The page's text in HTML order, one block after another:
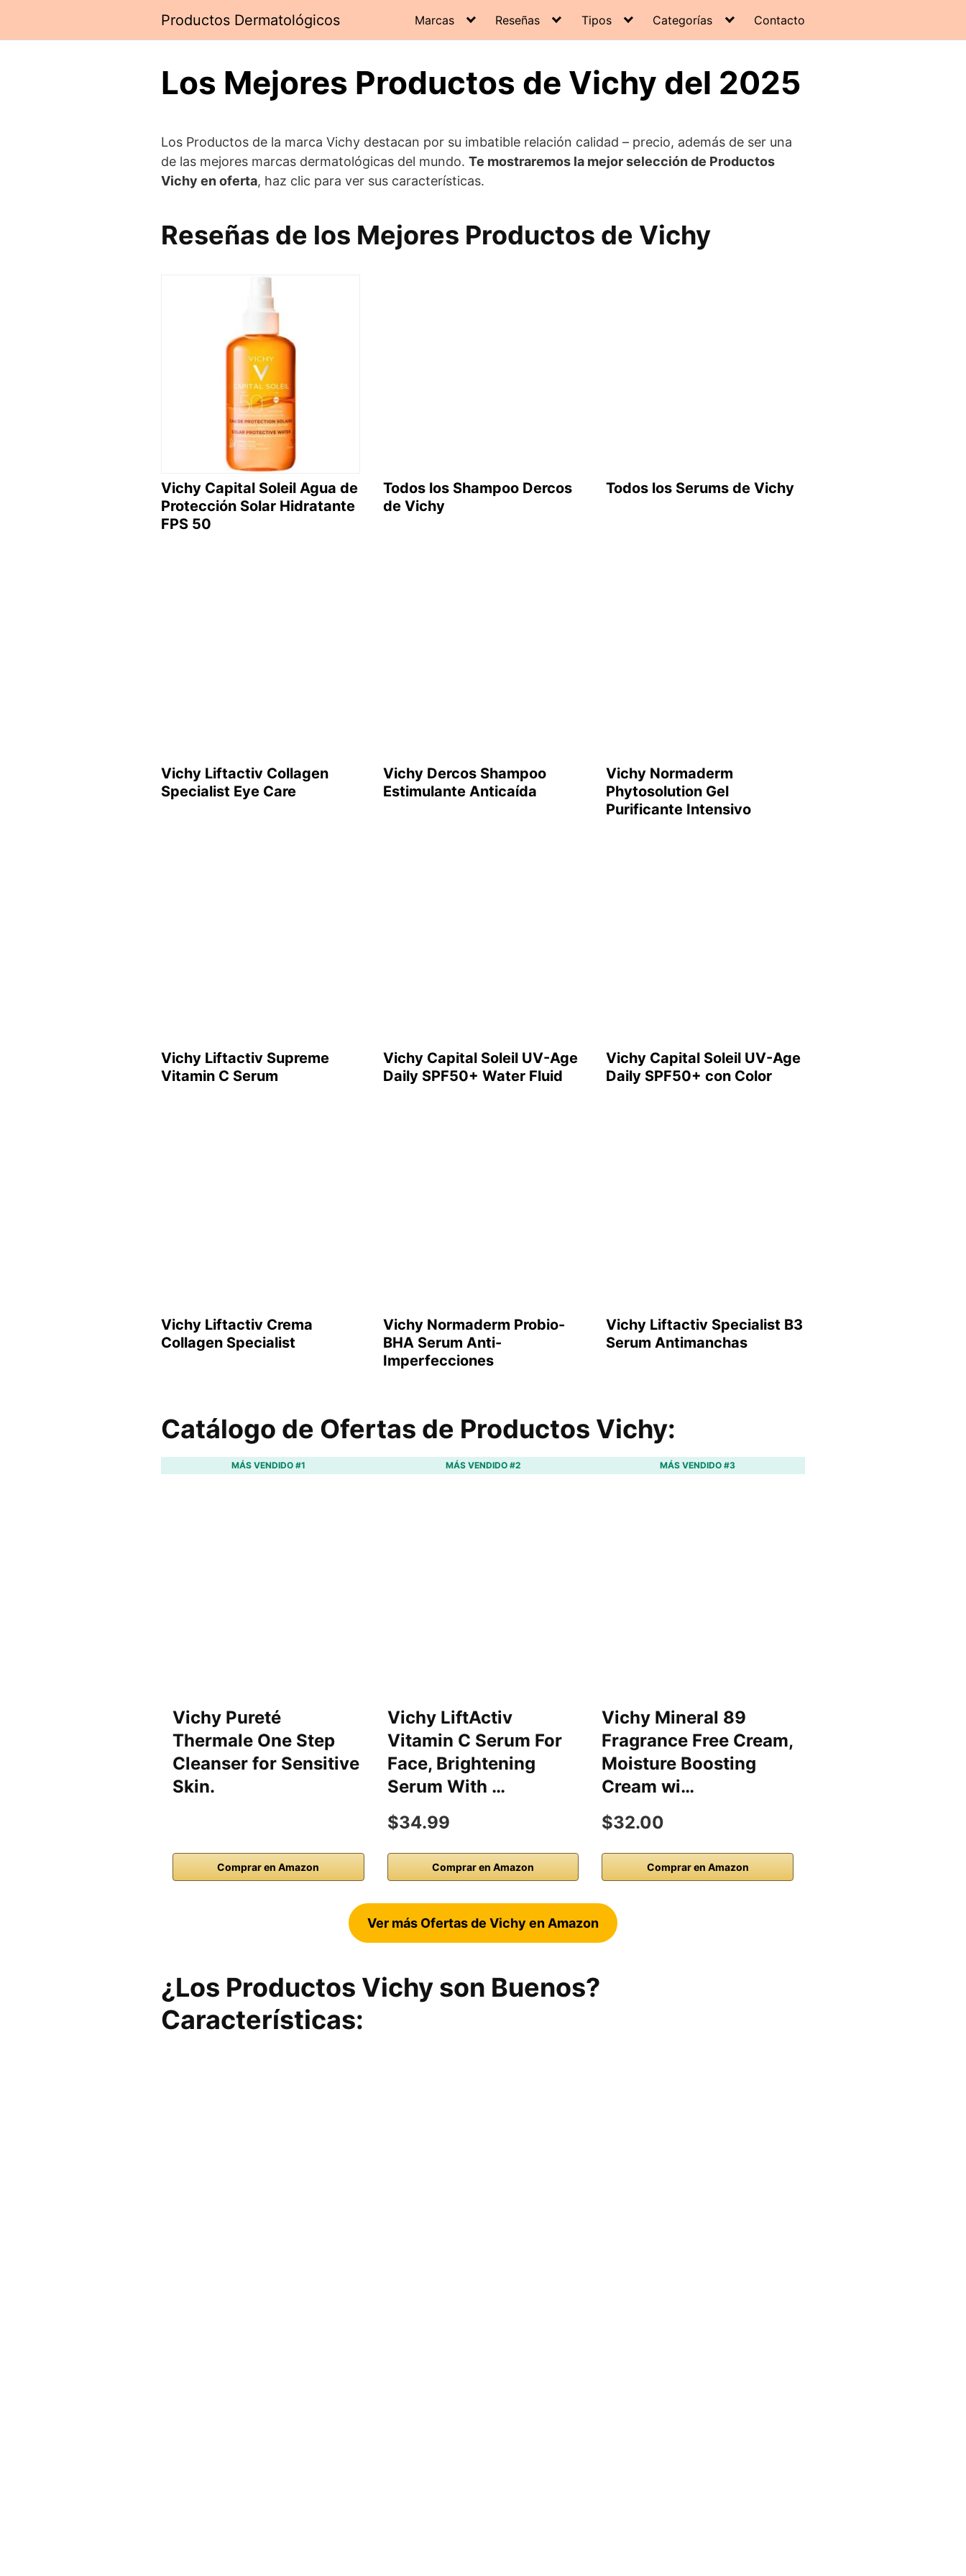
contenido
Productos Dermatológicos Marcas Reseñas Tipos Categorías Contacto
Los Mejores Productos de Vichy del 2025
Los Productos de la marca Vichy destacan por su imbatible relación calidad – precio, además de ser una
de las mejores marcas dermatológicas del mundo. Te mostraremos la mejor selección de Productos
Vichy en oferta, haz clic para ver sus características.
Reseñas de los Mejores Productos de Vichy
Vichy Capital Soleil Agua de
Protección Solar Hidratante
FPS 50
Todos los Shampoo Dercos
de Vichy
Todos los Serums de Vichy
Vichy Liftactiv Collagen
Specialist Eye Care
Vichy Dercos Shampoo
Estimulante Anticaída
Vichy Normaderm
Phytosolution Gel
Purificante Intensivo
Vichy Liftactiv Supreme
Vitamin C Serum
Vichy Capital Soleil UV-Age
Daily SPF50+ Water Fluid
Vichy Capital Soleil UV-Age
Daily SPF50+ con Color
Vichy Liftactiv Crema
Collagen Specialist
Vichy Normaderm Probio-
BHA Serum Anti-
Imperfecciones
Vichy Liftactiv Specialist B3
Serum Antimanchas
Catálogo de Ofertas de Productos Vichy:
MÁS VENDIDO #1
Vichy Pureté
Thermale One Step
Cleanser for Sensitive
Skin.
Comprar en Amazon
MÁS VENDIDO #2
Vichy LiftActiv
Vitamin C Serum For
Face, Brightening
Serum With …
$34.99
Comprar en Amazon
MÁS VENDIDO #3
Vichy Mineral 89
Fragrance Free Cream,
Moisture Boosting
Cream wi…
$32.00
Comprar en Amazon
Ver más Ofertas de Vichy en Amazon
¿Los Productos Vichy son Buenos?
Características: